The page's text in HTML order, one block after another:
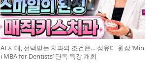
AI 시대, 선택받는 치과의 조건은… 정유미 원장 ‘Min
i MBA for Dentists’ 단독 특강 개최